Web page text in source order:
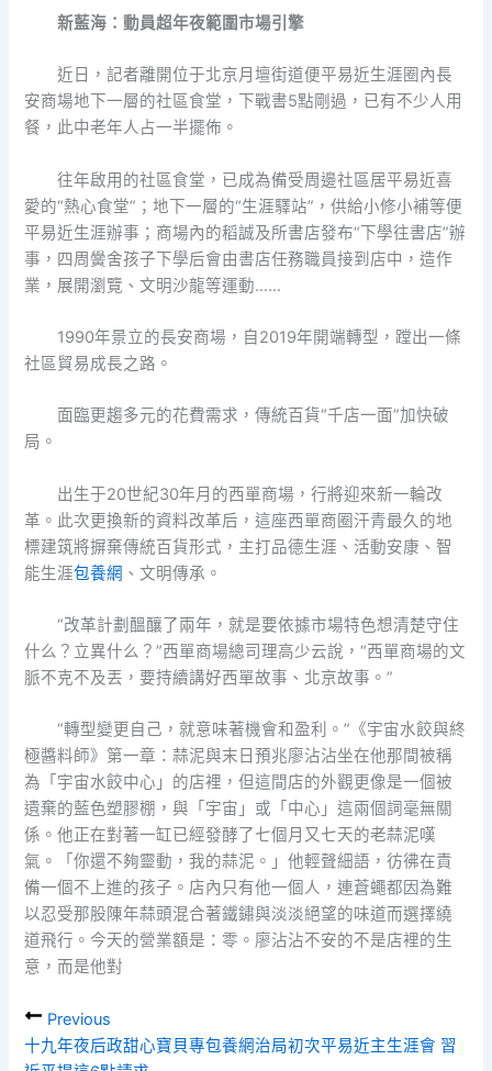
新藍海：動員超年夜範圍市場引擎
近日，記者離開位于北京月壇街道便平易近生涯圈內長
安商場地下一層的社區食堂，下戰書5點剛過，已有不少人用
餐，此中老年人占一半擺佈。
往年啟用的社區食堂，已成為備受周邊社區居平易近喜
愛的“熱心食堂”；地下一層的“生涯驛站”，供給小修小補等便
平易近生涯辦事；商場內的稻誠及所書店發布“下學往書店”辦
事，四周黌舍孩子下學后會由書店任務職員接到店中，造作
業，展開瀏覽、文明沙龍等運動……
1990年景立的長安商場，自2019年開端轉型，蹚出一條
社區貿易成長之路。
面臨更趨多元的花費需求，傳統百貨“千店一面”加快破
局。
出生于20世紀30年月的西單商場，行將迎來新一輪改
革。此次更換新的資料改革后，這座西單商圈汗青最久的地
標建筑將摒棄傳統百貨形式，主打品德生涯、活動安康、智
能生涯包養網 、文明傳承。
“改革計劃醞釀了兩年，就是要依據市場特色想清楚守住
什么？立異什么？”西單商場總司理高少云說，“西單商場的文
脈不克不及丟，要持續講好西單故事、北京故事。”
“轉型變更自己，就意味著機會和盈利。”《宇宙水餃與終
極醬料師》第一章：蒜泥與末日預兆廖沾沾坐在他那間被稱
為「宇宙水餃中心」的店裡，但這間店的外觀更像是一個被
遺棄的藍色塑膠棚，與「宇宙」或「中心」這兩個詞毫無關
係。他正在對著一缸已經發酵了七個月又七天的老蒜泥嘆
氣。「你還不夠靈動，我的蒜泥。」他輕聲細語，彷彿在責
備一個不上進的孩子。店內只有他一個人，連蒼蠅都因為難
以忍受那股陳年蒜頭混合著鐵鏽與淡淡絕望的味道而選擇繞
道飛行。今天的營業額是：零。廖沾沾不安的不是店裡的生
意，而是他對
Previous
十九年夜后政甜心寶貝專包養網治局初次平易近主生涯會 習